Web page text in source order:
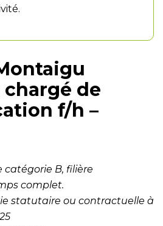
de
f/h –
B, filière
complet.
statutaire ou contractuelle à